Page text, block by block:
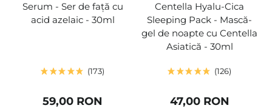
Serum - Ser de față cu
acid azelaic - 30ml
173
59,00 RON
Centella Hyalu-Cica
Sleeping Pack - Mască-
gel de noapte cu Centella
Asiatică - 30ml
126
47,00 RON